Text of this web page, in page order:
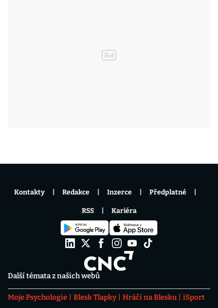
Další témata z našich webů
Moje Psychologie Blesk Tlapky Hráči na Blesku
iSport
Kontakty Redakce Inzerce Předplatné
RSS Kariéra